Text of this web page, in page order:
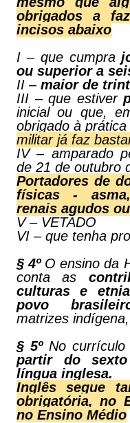
obrigados a
incisos abaixo
I – que cumpra
ou superior a
II – maior de
III – que estiver
inicial ou que,
obrigado à
militar já faz
IV – amparado
de 21 de outubro
Portadores de
físicas -
renais agudos
V – VETADO
VI – que tenha
§ 4ºO ensino da
conta as
culturas e
povo
matrizes
§ 5ºNo currículo
partir do
língua inglesa.
Inglês segue
obrigatória, no
no Ensino Médio